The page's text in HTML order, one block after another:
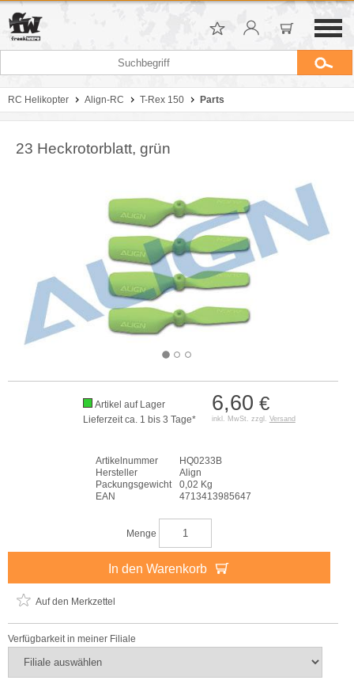
RC Helikopter Align-RC T-Rex 150 Parts
23 Heckrotorblatt, grün
6,60 €
inkl. MwSt. zzgl. Versand
Artikel auf Lager
Lieferzeit ca. 1 bis 3 Tage*
Artikelnummer
HQ0233B
Hersteller
Align
Packungsgewicht
0,02 Kg
EAN
4713413985647
Menge
In den Warenkorb
Auf den Merkzettel
Verfügbarkeit in meiner Filiale